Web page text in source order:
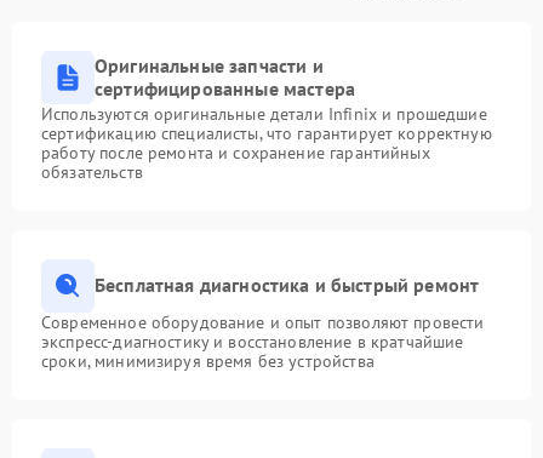
Оригинальные запчасти и
сертифицированные мастера
Используются оригинальные детали Infinix и прошедшие
сертификацию специалисты, что гарантирует корректную
работу после ремонта и сохранение гарантийных
обязательств
Бесплатная диагностика и быстрый ремонт
Современное оборудование и опыт позволяют провести
экспресс-диагностику и восстановление в кратчайшие
сроки, минимизируя время без устройства